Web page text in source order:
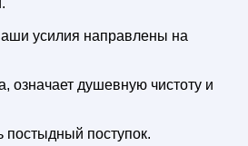
усилия направлены на
означает душевную чистоту и
постыдный поступок.